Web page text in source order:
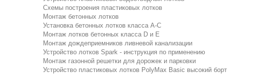
Схемы построения пластиковых лотков
Монтаж бетонных лотков
Установка бетонных лотков класса A-C
Монтаж лотков бетонных класса D и E
Монтаж дождеприемников ливневой канализации
Устройство лотков Spark - инструкция по применению
Монтаж газонной решетки для дорожек и парковки
Устройство пластиковых лотков PolyMax Basic высокий борт